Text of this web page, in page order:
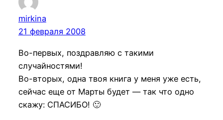
mirkina
21 февраля 2008
Во-первых, поздравляю с такими
случайностями!
Во-вторых, одна твоя книга у меня уже есть,
сейчас еще от Марты будет — так что одно
скажу: СПАСИБО! 🙂